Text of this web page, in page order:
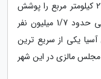
معرفیشهر کوالالامپور منطقه ای به وسعت 243 کیلومتر مربع را پوشش
می دهد و طبق سرشماری سال 2015، جمعیتی حدود 1/7 میلیون نفر
آسیا یکی از سریع ترین
مجلس مالزی در این شهر